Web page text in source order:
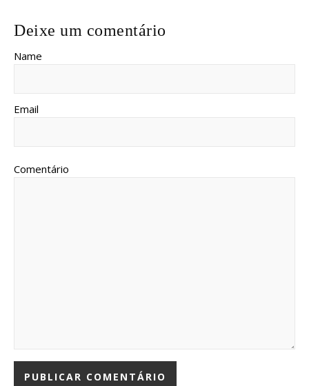
Deixe um comentário
Name
Email
Comentário